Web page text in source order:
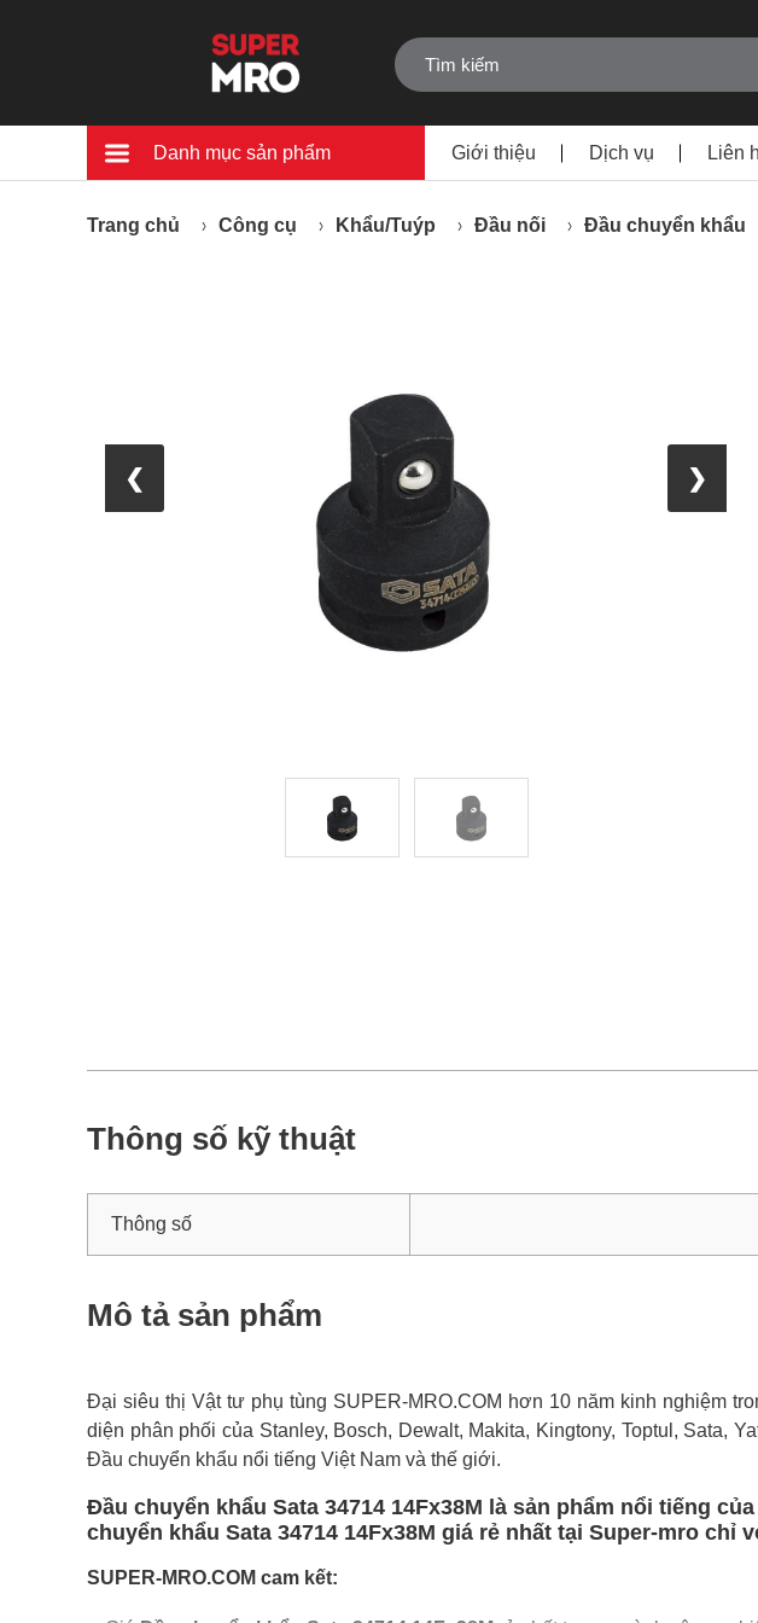
Danh mục sản phẩm Giới thiệu Dịch vụ Liên
Trang chủ Công cụ Khẩu/Tuýp Đầu nối Đầu chuyển khẩu
❮ ❯
Thông số kỹ thuật
Thông số
Mô tả sản phẩm
Đại siêu thị Vật tư phụ tùng SUPER-MRO.COM hơn 10 năm kinh nghiệm
diện phân phối của Stanley, Bosch, Dewalt, Makita, Kingtony, Toptul, Sata,
Đầu chuyển khẩu nổi tiếng Việt Nam và thế giới.
Đầu chuyển khẩu Sata 34714 14Fx38M là sản phẩm nổi tiếng
chuyển khẩu Sata 34714 14Fx38M giá rẻ nhất tại Super-mro chỉ
SUPER-MRO.COM cam kết: